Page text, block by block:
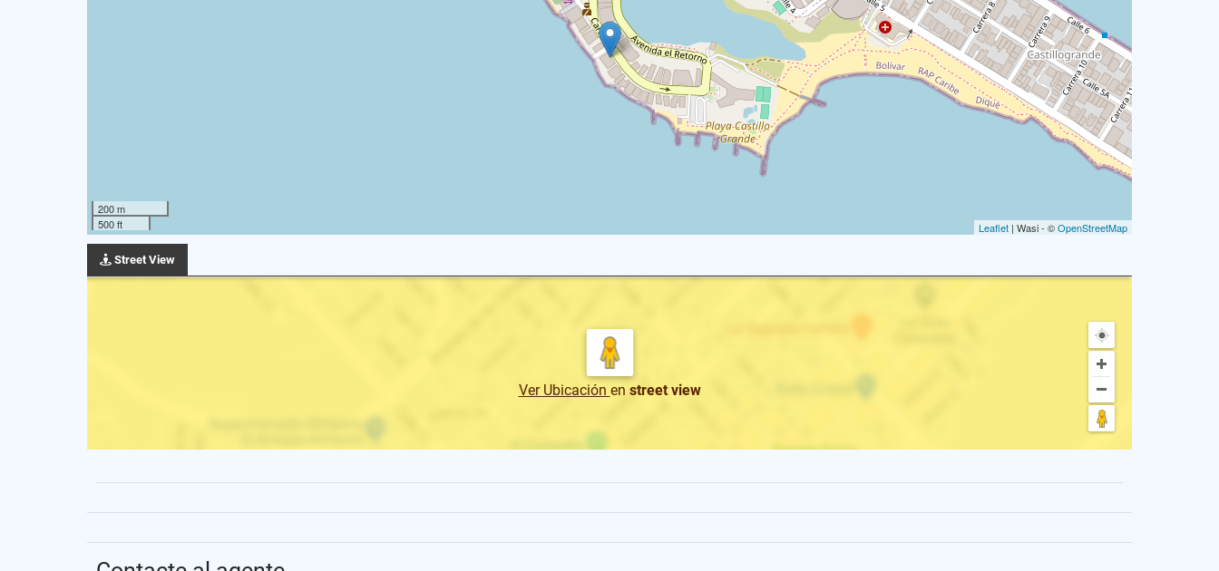
200 m
500 ft
Leaflet | Wasi - ©OpenStreetMap
Street View
Ver Ubicación en street view